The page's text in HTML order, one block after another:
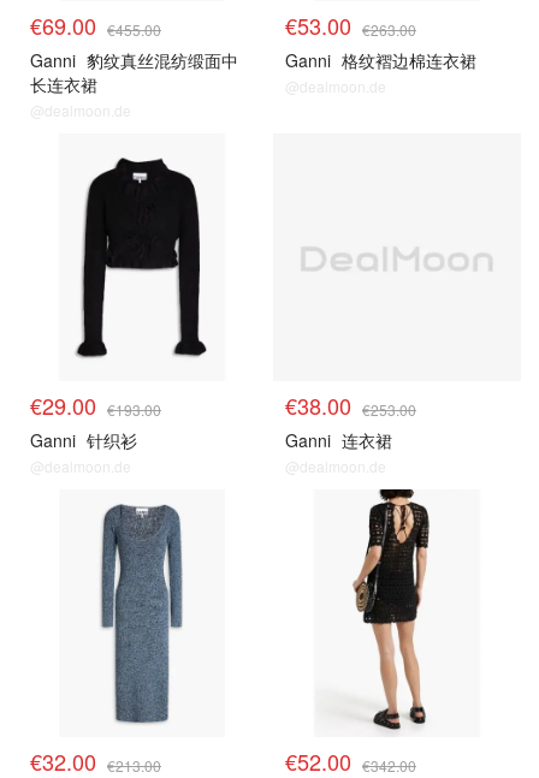
€69.00 €455.00
Ganni 豹纹真丝混纺缎面中
长连衣裙
@dealmoon.de
€53.00 €263.00
Ganni 格纹褶边棉连衣裙
@dealmoon.de
€29.00 €193.00
Ganni 针织衫
@dealmoon.de
€38.00 €253.00
Ganni 连衣裙
@dealmoon.de
€32.00 €213.00 €52.00 €342.00